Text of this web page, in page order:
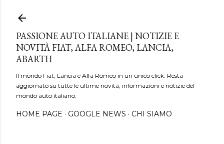
PASSIONE AUTO ITALIANE | NOTIZIE E
NOVITÀ FIAT, ALFA ROMEO, LANCIA,
ABARTH
Il mondo Fiat, Lancia e Alfa Romeo in un unico click. Resta
aggiornato su tutte le ultime novità, informazioni e notizie del
mondo auto italiano.
HOME PAGE GOOGLE NEWS CHI SIAMO